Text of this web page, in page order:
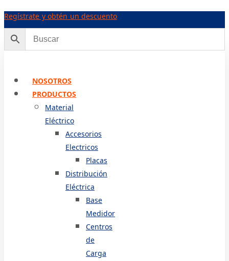
al
contenido
Regístrate y obtén un descuento
NOSOTROS
PRODUCTOS
Material
Eléctrico
Accesorios
Electricos
Placas
Distribución
Eléctrica
Base
Medidor
Centros
de
Carga